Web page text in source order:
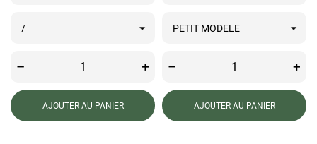
– +
AJOUTER AU PANIER
– +
AJOUTER AU PANIER